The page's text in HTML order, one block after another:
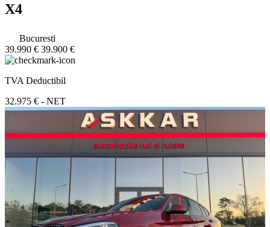
X4
Bucuresti
39.990 € 39.900 €
TVA Deductibil
32.975 € - NET